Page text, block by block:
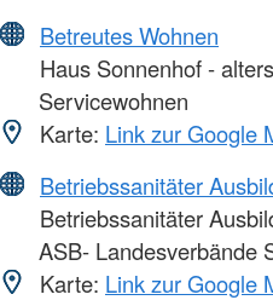
Betreutes Wohnen
Haus Sonnenhof -
Servicewohnen
Karte: Link zur Google
Betriebssanitäter
Betriebssanitäter
ASB- Landesverbände
Karte: Link zur Google